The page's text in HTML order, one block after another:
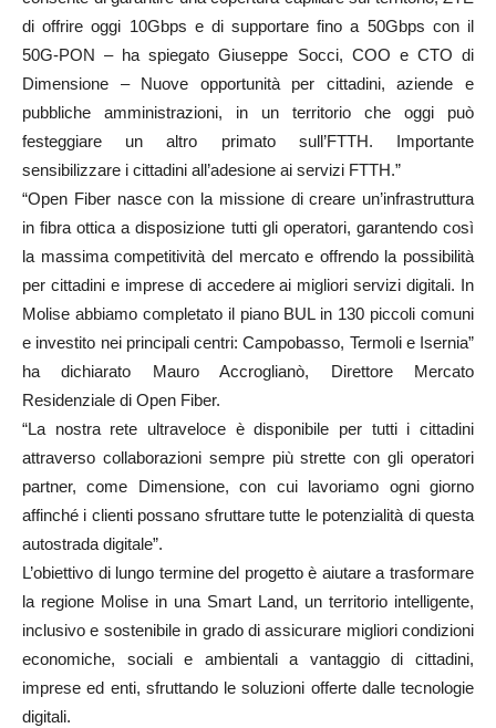
di offrire oggi 10Gbps e di supportare fino a 50Gbps con il
50G-PON – ha spiegato Giuseppe Socci, COO e CTO di
Dimensione – Nuove opportunità per cittadini, aziende e
pubbliche amministrazioni, in un territorio che oggi può
festeggiare un altro primato sull’FTTH. Importante
sensibilizzare i cittadini all’adesione ai servizi FTTH.”
“Open Fiber nasce con la missione di creare un’infrastruttura
in fibra ottica a disposizione tutti gli operatori, garantendo così
la massima competitività del mercato e offrendo la possibilità
per cittadini e imprese di accedere ai migliori servizi digitali. In
Molise abbiamo completato il piano BUL in 130 piccoli comuni
e investito nei principali centri: Campobasso, Termoli e Isernia”
ha dichiarato Mauro Accroglianò, Direttore Mercato
Residenziale di Open Fiber.
“La nostra rete ultraveloce è disponibile per tutti i cittadini
attraverso collaborazioni sempre più strette con gli operatori
partner, come Dimensione, con cui lavoriamo ogni giorno
affinché i clienti possano sfruttare tutte le potenzialità di questa
autostrada digitale”.
L’obiettivo di lungo termine del progetto è aiutare a trasformare
la regione Molise in una Smart Land, un territorio intelligente,
inclusivo e sostenibile in grado di assicurare migliori condizioni
economiche, sociali e ambientali a vantaggio di cittadini,
imprese ed enti, sfruttando le soluzioni offerte dalle tecnologie
digitali.